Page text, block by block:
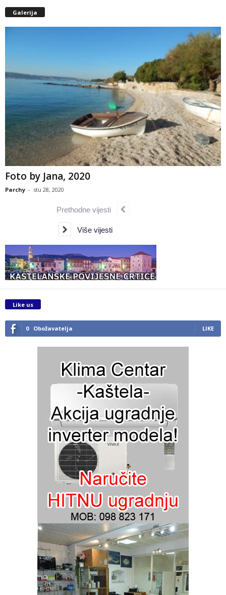
Galerija
Foto by Jana, 2020
Parchy - stu 28, 2020
Prethodne vijesti
Više vijesti
Like us
0 Obožavatelja LIKE